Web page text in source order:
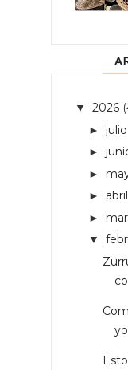
▼ 2026
► julio
►
►
► abril
►
▼